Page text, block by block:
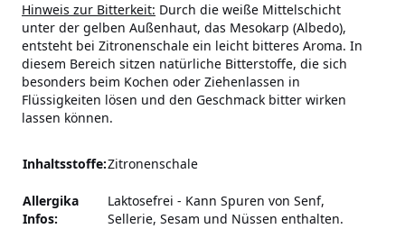
Hinweis zur Bitterkeit: Durch die weiße Mittelschicht
unter der gelben Außenhaut, das Mesokarp (Albedo),
entsteht bei Zitronenschale ein leicht bitteres Aroma. In
diesem Bereich sitzen natürliche Bitterstoffe, die sich
besonders beim Kochen oder Ziehenlassen in
Flüssigkeiten lösen und den Geschmack bitter wirken
lassen können.
Inhaltsstoffe:Zitronenschale
Allergika
Infos:
Laktosefrei - Kann Spuren von Senf,
Sellerie, Sesam und Nüssen enthalten.